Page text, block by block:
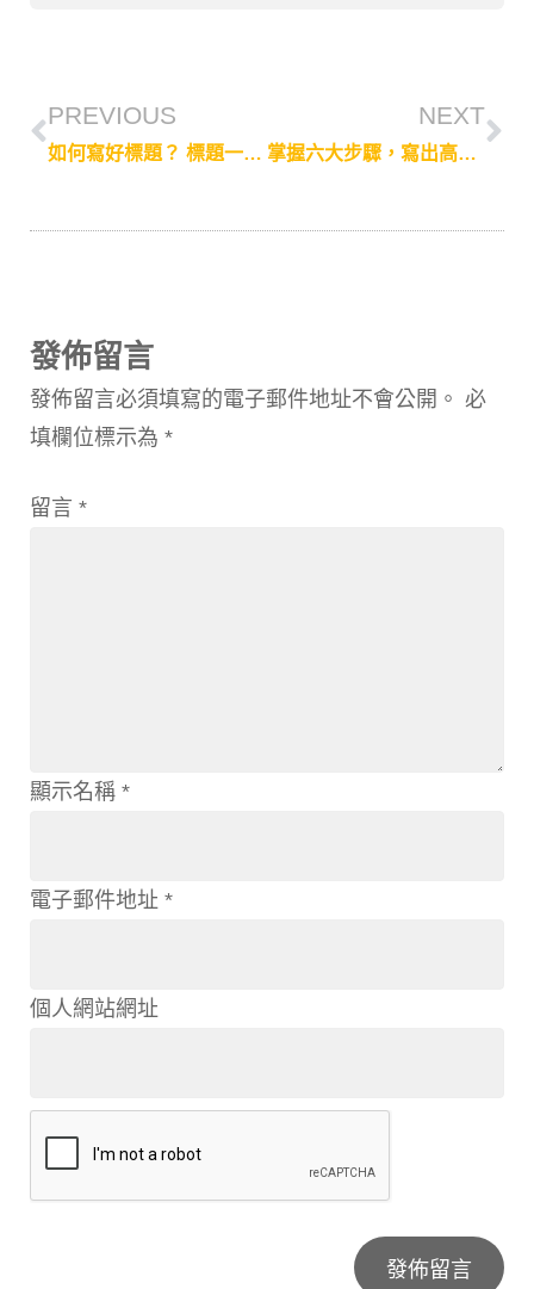
PREVIOUS
如何寫好標題？ 標題一定要殺人？掌握四原則，寫出有良心又吸睛的好標題
NEXT
掌握六大步驟，寫出高轉換率行銷內容！
發佈留言
發佈留言必須填寫的電子郵件地址不會公開。 必
填欄位標示為 *
留言 *
顯示名稱 *
電子郵件地址 *
個人網站網址